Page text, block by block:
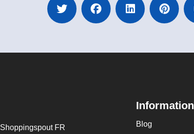
Shoppingspout FR
Information
Blog